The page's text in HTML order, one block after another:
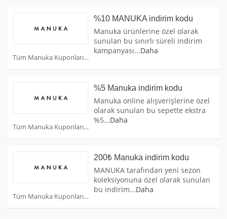
Tüm Manuka Kuponları
%10 MANUKA indirim kodu
Manuka ürünlerine özel olarak
sunulan bu sınırlı süreli indirim
kampanyası...Daha
Tüm Manuka Kuponları
%5 Manuka indirim kodu
Manuka online alışverişlerine özel
olarak sunulan bu sepette ekstra
%5...Daha
Tüm Manuka Kuponları
200₺ Manuka indirim kodu
MANUKA tarafından yeni sezon
koleksiyonuna özel olarak sunulan
bu indirim...Daha